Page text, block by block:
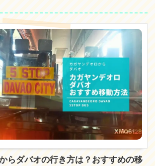
らダバオの行き方は？おすすめの移